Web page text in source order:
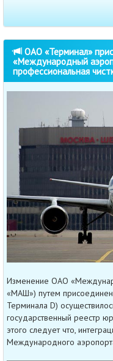
ОАО «Терминал»
«Международный
профессиональная
Изменение ОАО
«МАШ») путем
Терминала D)
государственный реестр
этого следует что,
Международного